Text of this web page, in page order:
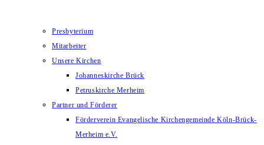
Presbyterium
Mitarbeiter
Unsere Kirchen
Johanneskirche Brück
Petruskirche Merheim
Partner und Förderer
Förderverein Evangelische Kirchengemeinde Köln-Brück-
Merheim e.V.